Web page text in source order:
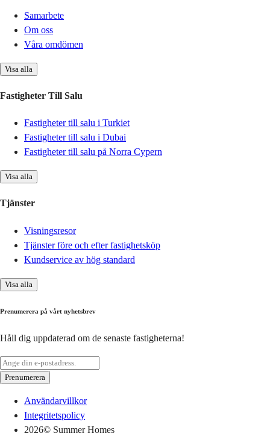
Samarbete
Om oss
Våra omdömen
Visa alla
Fastigheter Till Salu
Fastigheter till salu i Turkiet
Fastigheter till salu i Dubai
Fastigheter till salu på Norra Cypern
Visa alla
Tjänster
Visningsresor
Tjänster före och efter fastighetsköp
Kundservice av hög standard
Visa alla
Prenumerera på vårt nyhetsbrev
Håll dig uppdaterad om de senaste fastigheterna!
Prenumerera
Användarvillkor
Integritetspolicy
2026© Summer Homes